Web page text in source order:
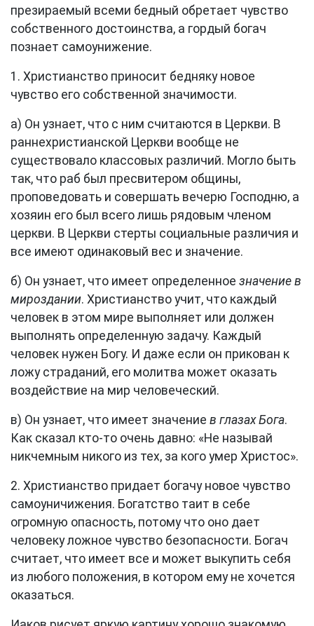
презираемый всеми бедный обретает чувство
собственного достоинства, а гордый богач
познает самоунижение.
1. Христианство приносит бедняку новое
чувство его собственной значимости.
а) Он узнает, что с ним считаются в Церкви. В
раннехристианской Церкви вообще не
существовало классовых различий. Могло быть
так, что раб был пресвитером общины,
проповедовать и совершать вечерю Господню, а
хозяин его был всего лишь рядовым членом
церкви. В Церкви стерты социальные различия и
все имеют одинаковый вес и значение.
б) Он узнает, что имеет определенное значение в
мироздании. Христианство учит, что каждый
человек в этом мире выполняет или должен
выполнять определенную задачу. Каждый
человек нужен Богу. И даже если он прикован к
ложу страданий, его молитва может оказать
воздействие на мир человеческий.
в) Он узнает, что имеет значение в глазах Бога.
Как сказал кто-то очень давно: «Не называй
никчемным никого из тех, за кого умер Христос».
2. Христианство придает богачу новое чувство
самоуничижения. Богатство таит в себе
огромную опасность, потому что оно дает
человеку ложное чувство безопасности. Богач
считает, что имеет все и может выкупить себя
из любого положения, в котором ему не хочется
оказаться.